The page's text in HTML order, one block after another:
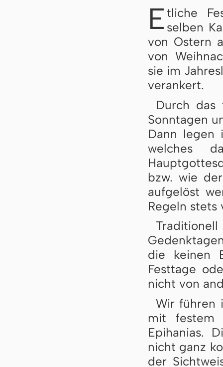
E tliche
selben
von Ostern
von
sie im
verankert.
Durch das
Sonntagen
Dann legen
welches
bzw. wie
aufgelöst
Re­geln stets
die keinen
Festtage
nicht von
Wir führen
mit festem
Epihanias.
nicht ganz
der